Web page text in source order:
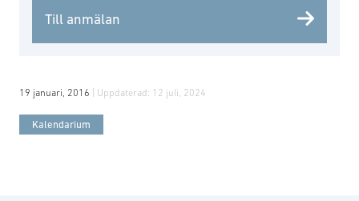
Till anmälan
19 januari, 2016 | Uppdaterad: 12 juli, 2024
Kalendarium